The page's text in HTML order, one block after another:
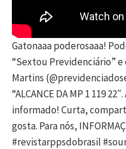
Gatonaaa poderosaaa!
“Sextou Previdenciário”
Martins
“ALCANCE DA MP 1 119
informado! Curta,
gosta. Para nós,
#revistarppsdobrasil